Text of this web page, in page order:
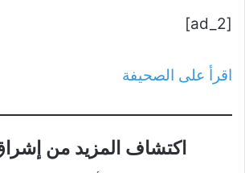
[ad_2]
اقرأ على الصحيفة
اكتشاف المزيد من